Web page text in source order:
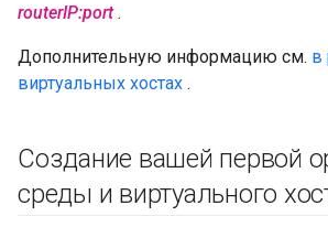
routerIP:port.
Дополнительную информацию см. в
виртуальных хостах .
Создание вашей первой
среды и виртуального